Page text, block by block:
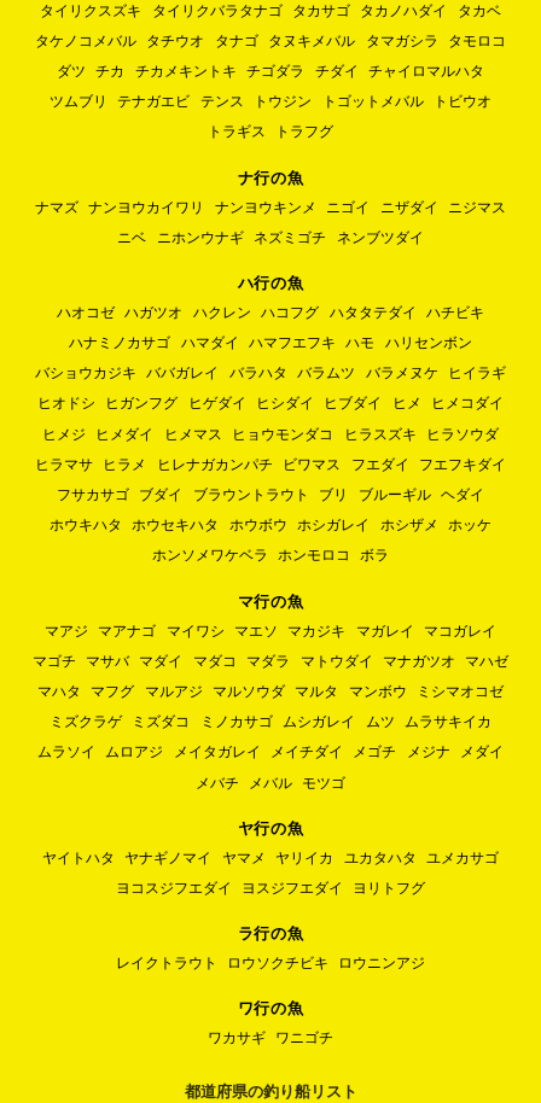
タイリクスズキ タイリクバラタナゴ タカサゴ タカノハダイ
タカベ
タケノコメバル
タチウオ タナゴ タヌキメバル タマガシラ
タモロコ
ダツ
チカ チカメキントキ チゴダラ チダイ
チャイロマルハタ
ツムブリ
テナガエビ テンス トウジン トゴットメバル
トビウオ
トラギス
トラフグ
ナ行の魚
ナマズ ナンヨウカイワリ ナンヨウキンメ ニゴイ ニザダイ
ニジマス
ニベ
ニホンウナギ ネズミゴチ ネンブツダイ
ハ行の魚
ハオコゼ ハガツオ ハクレン ハコフグ ハタタテダイ
ハチビキ
ハナミノカサゴ
ハマダイ ハマフエフキ ハモ
ハリセンボン
バショウカジキ
ババガレイ バラハタ バラムツ バラメヌケ
ヒイラギ
ヒオドシ
ヒガンフグ ヒゲダイ ヒシダイ ヒブダイ ヒメ
ヒメコダイ
ヒメジ
ヒメダイ ヒメマス ヒョウモンダコ ヒラスズキ
ヒラソウダ
ヒラマサ
ヒラメ ヒレナガカンパチ ビワマス フエダイ
フエフキダイ
フサカサゴ
ブダイ ブラウントラウト ブリ ブルーギル
ヘダイ
ホウキハタ
ホウセキハタ ホウボウ ホシガレイ ホシザメ
ホッケ
ホンソメワケベラ
ホンモロコ ボラ
マ行の魚
マアジ マアナゴ マイワシ マエソ マカジキ マガレイ
マコガレイ
マゴチ
マサバ マダイ マダコ マダラ マトウダイ マナガツオ
マハゼ
マハタ
マフグ マルアジ マルソウダ マルタ マンボウ
ミシマオコゼ
ミズクラゲ
ミズダコ ミノカサゴ ムシガレイ ムツ
ムラサキイカ
ムラソイ
ムロアジ メイタガレイ メイチダイ メゴチ メジナ
メダイ
メバチ
メバル モツゴ
ヤ行の魚
ヤイトハタ ヤナギノマイ ヤマメ ヤリイカ ユカタハタ
ユメカサゴ
ヨコスジフエダイ
ヨスジフエダイ ヨリトフグ
ラ行の魚
レイクトラウト ロウソクチビキ ロウニンアジ
ワ行の魚
ワカサギ ワニゴチ
都道府県の釣り船リスト